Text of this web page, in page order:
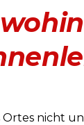
Ortes nicht